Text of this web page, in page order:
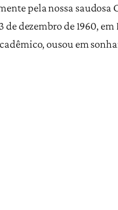
pela nossa saudosa
dezembro de 1960,
ousou em